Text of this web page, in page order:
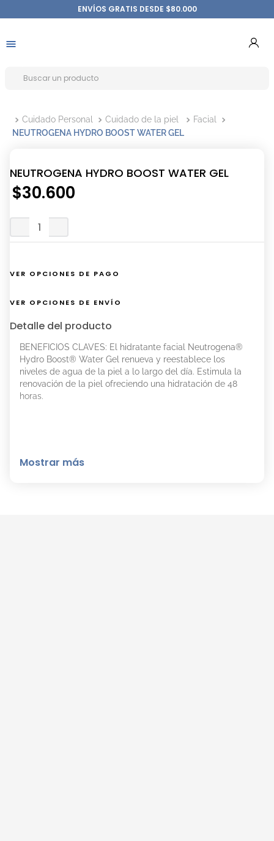
ENVÍOS GRATIS DESDE $80.000
Cuidado Personal Cuidado de la piel
Facial
NEUTROGENA HYDRO BOOST WATER GEL
NEUTROGENA HYDRO BOOST WATER GEL
$30.600
VER OPCIONES DE PAGO
VER OPCIONES DE ENVÍO
Detalle del producto
BENEFICIOS CLAVES: El hidratante facial Neutrogena®
Hydro Boost® Water Gel renueva y reestablece los
niveles de agua de la piel a lo largo del día. Estimula la
renovación de la piel ofreciendo una hidratación de 48
horas.
Mostrar más